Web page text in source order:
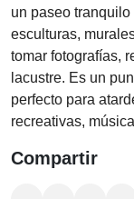
un paseo
esculturas,
tomar fotografías,
lacustre. Es un
perfecto para
recreativas,
Compartir